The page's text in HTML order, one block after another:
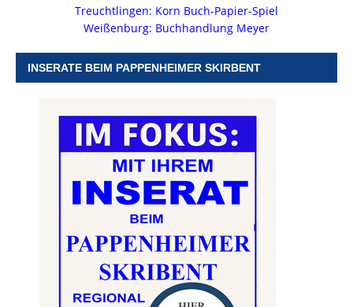
Treuchtlingen: Korn Buch-Papier-Spiel
Weißenburg: Buchhandlung Meyer
INSERATE BEIM PAPPENHEIMER SKIRBENT